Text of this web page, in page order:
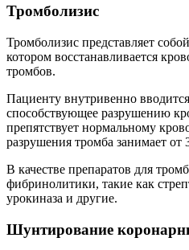
Тромболизис
Тромболизис представляет
котором восстанавливается
тромбов.
Пациенту внутривенно
способствующее разрушению
препятствует нормальному
разрушения тромба занимает от
В качестве препаратов для
фибринолитики, такие как
урокиназа и другие.
Шунтирование